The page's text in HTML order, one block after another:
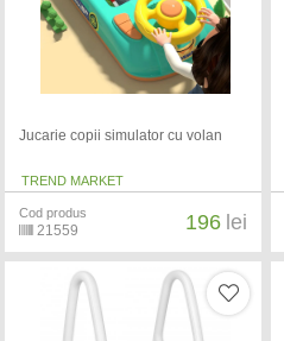
Jucarie copii simulator cu volan
TREND MARKET
Cod produs
21559 196 lei